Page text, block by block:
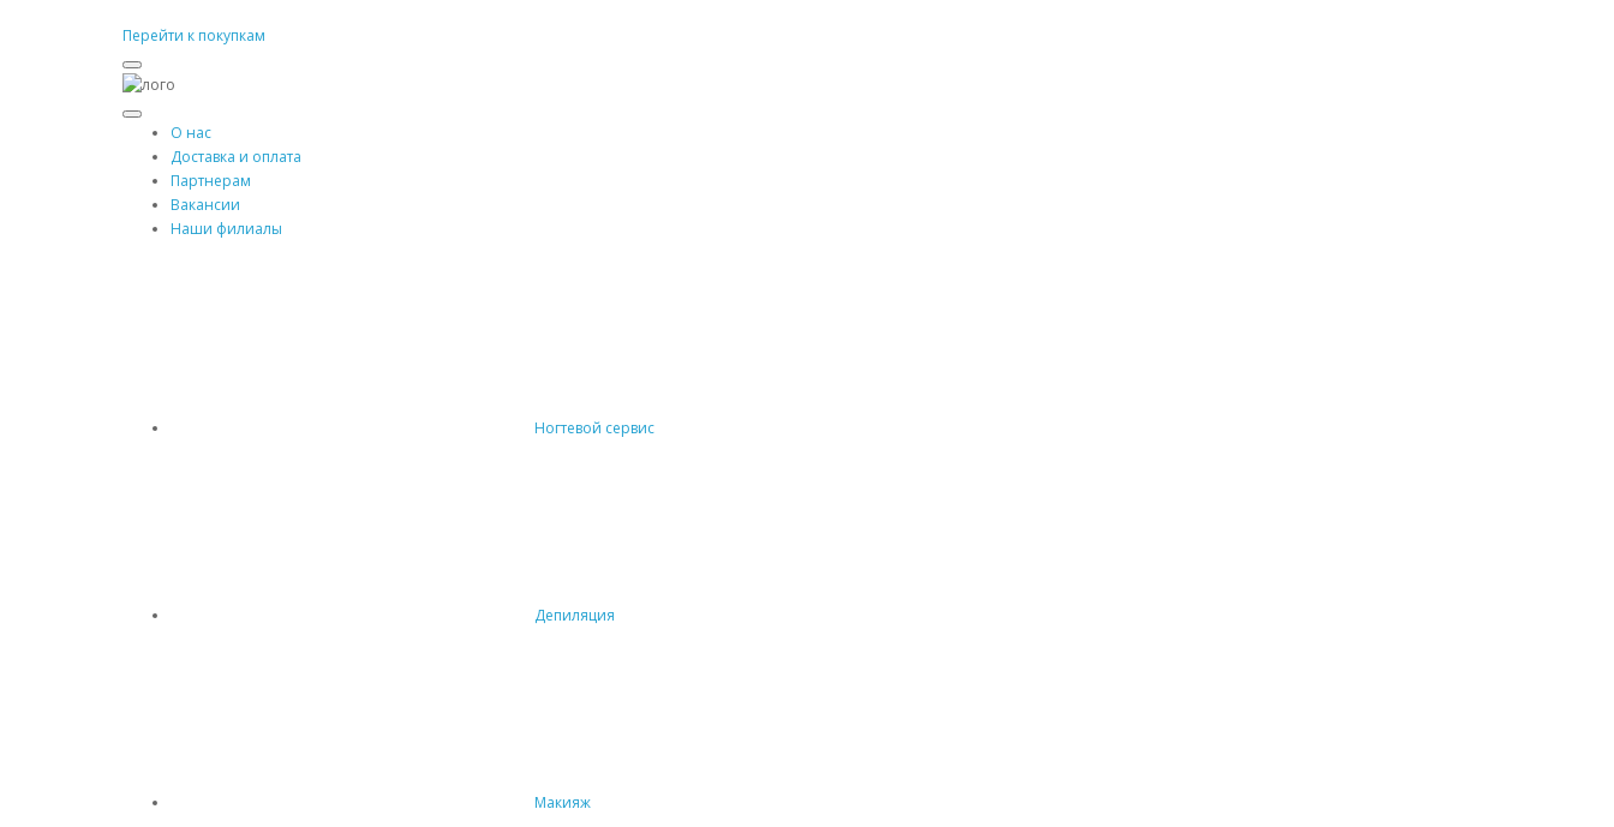
Перейти к покупкам
О нас
Доставка и оплата
Партнерам
Вакансии
Наши филиалы
Ногтевой сервис
Депиляция
Макияж